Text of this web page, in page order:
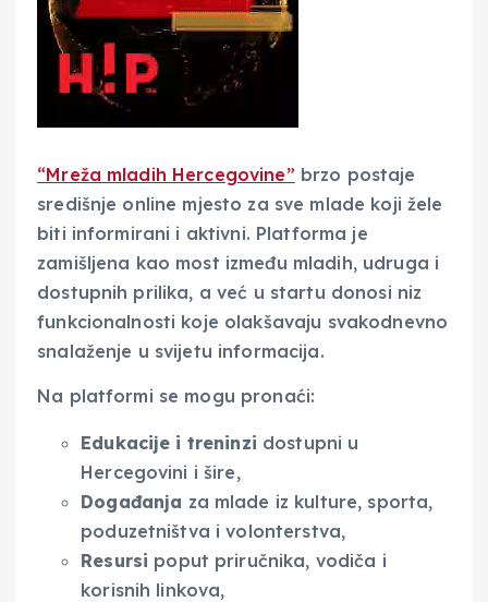
“Mreža mladih Hercegovine” brzo postaje
središnje online mjesto za sve mlade koji žele
biti informirani i aktivni. Platforma je
zamišljena kao most između mladih, udruga i
dostupnih prilika, a već u startu donosi niz
funkcionalnosti koje olakšavaju svakodnevno
snalaženje u svijetu informacija.
Na platformi se mogu pronaći:
Edukacije i treninzi dostupni u
Hercegovini i šire,
Događanja za mlade iz kulture, sporta,
poduzetništva i volonterstva,
Resursi poput priručnika, vodiča i
korisnih linkova,